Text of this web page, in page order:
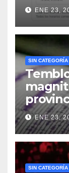
ENE 23,
SIN CATEGORÍA
ENE 23,
SIN CATEGORÍA